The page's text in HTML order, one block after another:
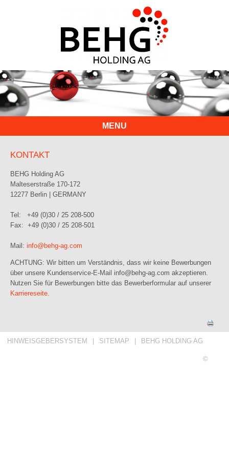
MENU
KONTAKT
BEHG Holding AG
Malteserstraße 170-172
12277 Berlin | GERMANY
Tel: +49 (0)30 / 25 208-500
Fax: +49 (0)30 / 25 208-501
Mail: info@ behg-ag.com
ACHTUNG: Wir bitten um Verständnis, dass wir keine Bewerbungen
über unsere Kundenservice-E-Mail info@behg-ag.com akzeptieren.
Nutzen Sie für Bewerbungen bitte das Bewerberformular auf unserer
Karriereseite
HINWEISGEBERSYSTEM SITEMAP BEHG HOLDING AG
©